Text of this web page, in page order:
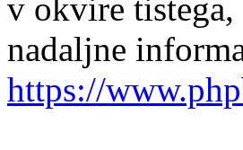
v okvire
nadaljne
https://